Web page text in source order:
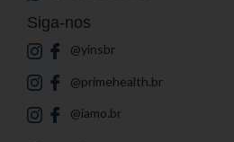
Siga-nos
@yinsbr
@primehealth.br
@iamo.br